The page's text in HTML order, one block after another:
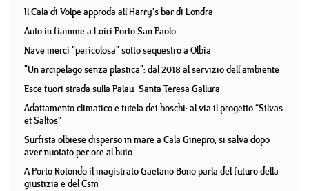
Il Cala di Volpe approda all'Harry's bar di Londra
Auto in fiamme a Loiri Porto San Paolo
Nave merci "pericolosa" sotto sequestro a Olbia
"Un arcipelago senza plastica": dal 2018 al servizio dell'ambiente
Esce fuori strada sulla Palau- Santa Teresa Gallura
Adattamento climatico e tutela dei boschi: al via il progetto “Silvas
et Saltos”
Surfista olbiese disperso in mare a Cala Ginepro, si salva dopo
aver nuotato per ore al buio
A Porto Rotondo il magistrato Gaetano Bono parla del futuro della
giustizia e del Csm